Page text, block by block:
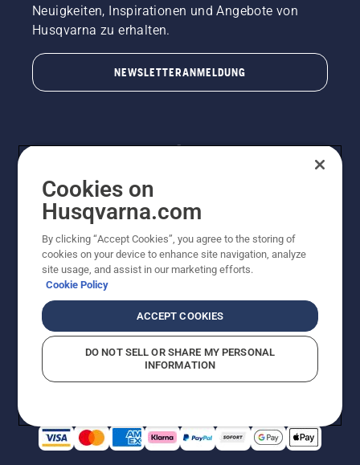
Neuigkeiten, Inspirationen und Angebote von
Husqvarna zu erhalten.
NEWSLETTERANMELDUNG
© Husqvarna AB (publ). Alle Rechte vorbehalten.
Preisänderungen, Irrtümer, Text- und Satzfehler sind
vorbehalten. Bei den Preisangaben handelt es sich um
unverbindliche Preisempfehlungen in Euro inkl. der
unverbindliche Preisempfehlungen (inkl. MwSt), es sei
denn sie sind für den direkten Kauf verfügbar.
Cookie-RichtlinieNutzungsbedingungenAGBs
ImpressumVermutete Verstöße melden
Cookies on
Husqvarna.com
By clicking “Accept Cookies”, you agree to the storing of
cookies on your device to enhance site navigation, analyze
site usage, and assist in our marketing efforts.
Cookie Policy
ACCEPT COOKIES
DO NOT SELL OR SHARE MY PERSONAL
INFORMATION